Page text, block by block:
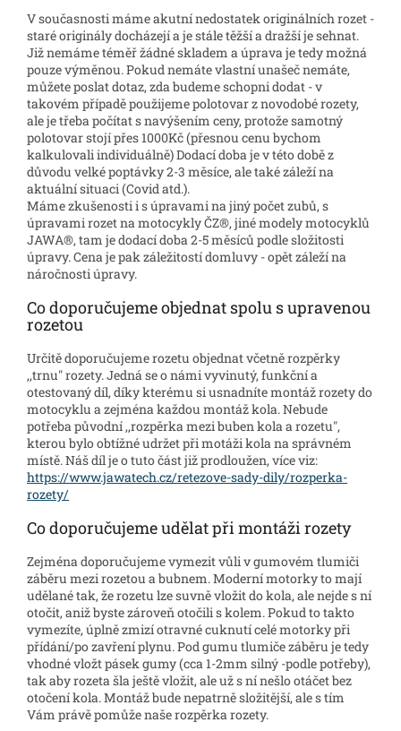
V současnosti máme akutní nedostatek originálních rozet -
staré originály docházejí a je stále těžší a dražší je sehnat.
Již nemáme téměř žádné skladem a úprava je tedy možná
pouze výměnou. Pokud nemáte vlastní unašeč nemáte,
můžete poslat dotaz, zda budeme schopni dodat - v
takovém případě použijeme polotovar z novodobé rozety,
ale je třeba počítat s navýšením ceny, protože samotný
polotovar stojí přes 1000Kč (přesnou cenu bychom
kalkulovali individuálně) Dodací doba je v této době z
důvodu velké poptávky 2-3 měsíce, ale také záleží na
aktuální situaci (Covid atd.).
Máme zkušenosti i s úpravami na jiný počet zubů, s
úpravami rozet na motocykly ČZ®, jiné modely motocyklů
JAWA®, tam je dodací doba 2-5 měsíců podle složitosti
úpravy. Cena je pak záležitostí domluvy - opět záleží na
náročnosti úpravy.
Co doporučujeme objednat spolu s upravenou
rozetou
Určitě doporučujeme rozetu objednat včetně rozpěrky
,,trnu" rozety. Jedná se o námi vyvinutý, funkční a
otestovaný díl, díky kterému si usnadníte montáž rozety do
motocyklu a zejména každou montáž kola. Nebude
potřeba původní ,,rozpěrka mezi buben kola a rozetu",
kterou bylo obtížné udržet při motáži kola na správném
místě. Náš díl je o tuto část již prodloužen, více viz:
https://www.jawatech.cz/retezove-sady-dily/rozperka-
rozety/
Co doporučujeme udělat při montáži rozety
Zejména doporučujeme vymezit vůli v gumovém tlumiči
záběru mezi rozetou a bubnem. Moderní motorky to mají
udělané tak, že rozetu lze suvně vložit do kola, ale nejde s ní
otočit, aniž byste zároveň otočili s kolem. Pokud to takto
vymezíte, úplně zmizí otravné cuknutí celé motorky při
přídání/po zavření plynu. Pod gumu tlumiče záběru je tedy
vhodné vložt pásek gumy (cca 1-2mm silný -podle potřeby),
tak aby rozeta šla ještě vložit, ale už s ní nešlo otáčet bez
otočení kola. Montáž bude nepatrně složitější, ale s tím
Vám právě pomůže naše rozpěrka rozety.